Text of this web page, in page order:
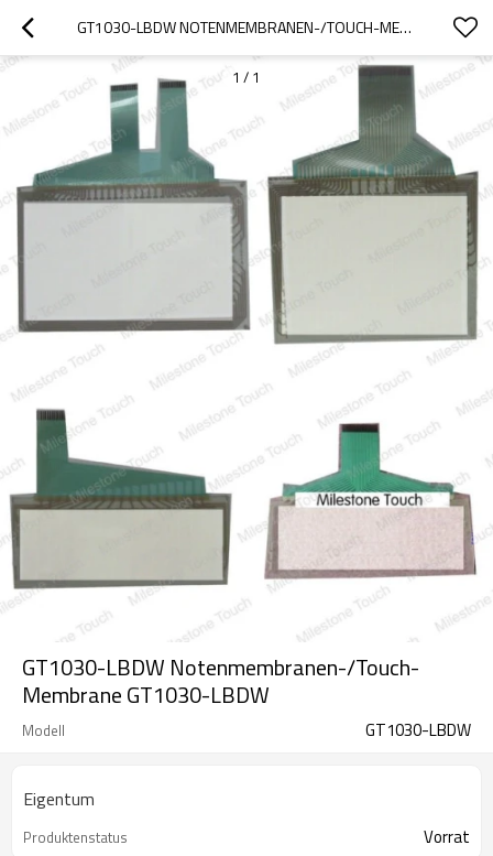
GT1030-LBDW NOTENMEMBRANEN-/TOUCH-MEMBRANE GT1030-LBDW
1 / 1
GT1030-LBDW Notenmembranen-/Touch-
Membrane GT1030-LBDW
Modell GT1030-LBDW
Eigentum
Produktenstatus Vorrat